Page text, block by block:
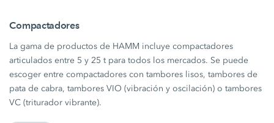
Compactadores
La gama de productos de HAMM incluye compactadores
articulados entre 5 y 25 t para todos los mercados. Se puede
escoger entre compactadores con tambores lisos, tambores de
pata de cabra, tambores VIO (vibración y oscilación) o tambores
VC (triturador vibrante).